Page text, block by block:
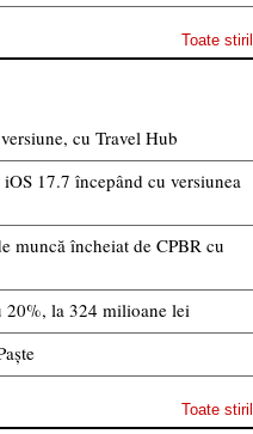
Toate
cu Travel Hub
17.7 începând cu versiunea
muncă încheiat de CPBR cu
la 324 milioane lei
Toate